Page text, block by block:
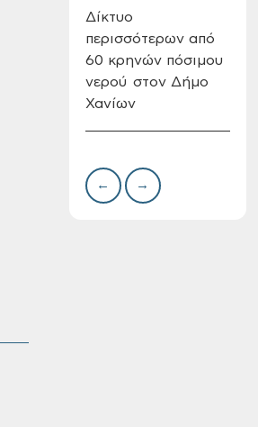
Oριστικοί πίνακες
σχέση εργάσιας
ιδιωτικού δικαίου
Δίκτυο
περισσότερων από
60 κρηνών πόσιμου
νερού στον Δήμο
Χανίων
← →